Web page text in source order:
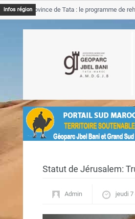
Infos région
Province de Tata : le programme de
Statut de Jérusalem:
Admin jeudi